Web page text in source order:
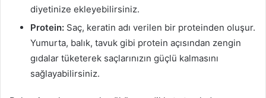
diyetinize ekleyebilirsiniz.
Protein: Saç, keratin adı verilen bir proteinden oluşur.
Yumurta, balık, tavuk gibi protein açısından zengin
gıdalar tüketerek saçlarınızın güçlü kalmasını
sağlayabilirsiniz.